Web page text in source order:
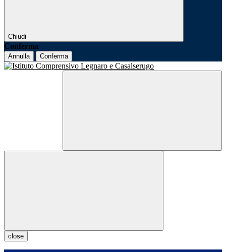
Chiudi
Conferma
Annulla Conferma
close